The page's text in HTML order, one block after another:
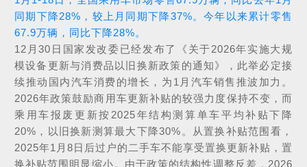
同期下降28%，较上月同期下降37%。今年以来累计零售
67.9万辆，同比下降28%。
12月30日国家发改委已经发布了《关于2026年实施大规
模设备更新与消费品以旧换新政策的通知》，此举必定接
续推动国内汽车消费的增长，为1月汽车销售推波加力。
2026年政策鼓励商用车更新补贴的较强力度保持不变，而
乘用车报废更新按2025年结构测算单车平均补贴下降
20%，以旧换新测算最大下降30%。从置换补贴范围看，
2025年1月8日后过户的二手车不能享受置换更新补贴，置
换补贴范围明显缩小。由于政策的结构性调整反差，2026